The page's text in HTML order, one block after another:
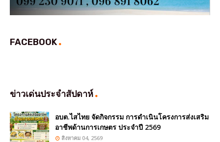
FACEBOOK
ข่าวเด่นประจำสัปดาห์
อบต.ไสไทย จัดกิจกรรม การดำเนินโครงการส่งเสริม
อาชีพด้านการเกษตร ประจำปี 2569
สิงหาคม 04, 2569